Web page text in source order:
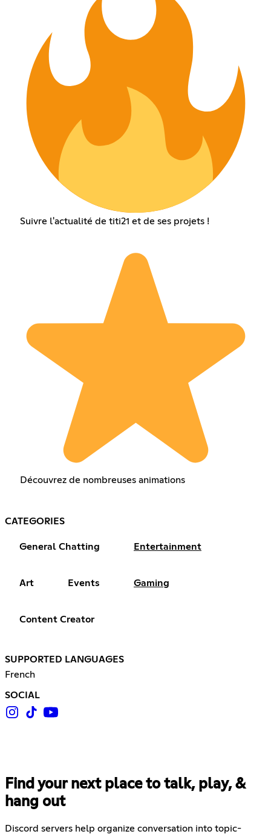
Suivre l'actualité de titi21 et de ses projets !
Découvrez de nombreuses animations
CATEGORIES
General Chatting Entertainment
Art Events Gaming
Content Creator
SUPPORTED LANGUAGES
French
SOCIAL
Find your next place to talk, play, &
hang out
Discord servers help organize conversation into topic-